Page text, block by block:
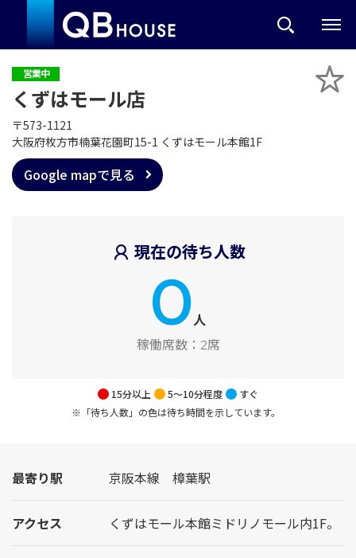
営業中
くずはモール店
〒573-1121
大阪府枚方市楠葉花園町15-1 くずはモール本館1F
Google mapで見る
現在の待ち人数
0人
稼働席数： 2席
15分以上 5～10分程度
すぐ
※「待ち人数」の色は待ち時間を示しています。
最寄り駅 京阪本線 樟葉駅
アクセス くずはモール本館ミドリノモール内1F。